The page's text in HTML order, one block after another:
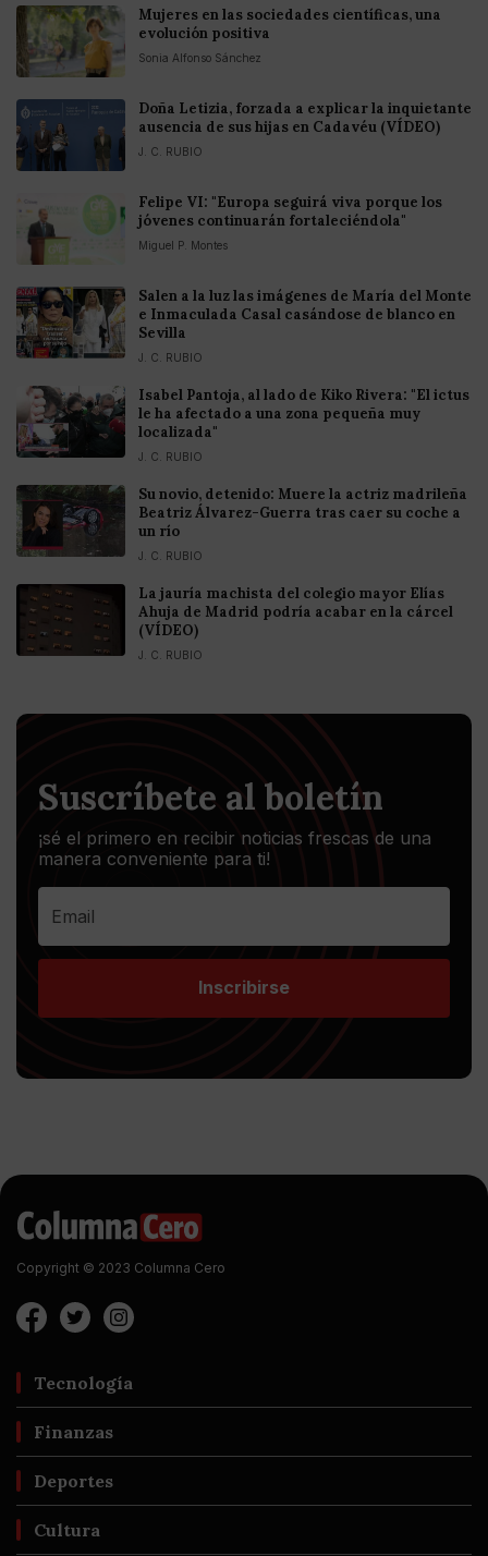
Mujeres en las sociedades científicas, una
evolución positiva
Sonia Alfonso Sánchez
Doña Letizia, forzada a explicar la inquietante
ausencia de sus hijas en Cadavéu (VÍDEO)
J. C. RUBIO
Felipe VI: "Europa seguirá viva porque los
jóvenes continuarán fortaleciéndola"
Miguel P. Montes
Salen a la luz las imágenes de María del Monte
e Inmaculada Casal casándose de blanco en
Sevilla
J. C. RUBIO
Isabel Pantoja, al lado de Kiko Rivera: "El ictus
le ha afectado a una zona pequeña muy
localizada"
J. C. RUBIO
Su novio, detenido: Muere la actriz madrileña
Beatriz Álvarez-Guerra tras caer su coche a
un río
J. C. RUBIO
La jauría machista del colegio mayor Elías
Ahuja de Madrid podría acabar en la cárcel
(VÍDEO)
J. C. RUBIO
Suscríbete al boletín
¡sé el primero en recibir noticias frescas de una
manera conveniente para ti!
Inscribirse
Copyright © 2023 Columna Cero
Tecnología
Finanzas
Deportes
Cultura